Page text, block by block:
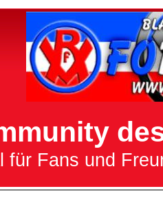
für Fans und